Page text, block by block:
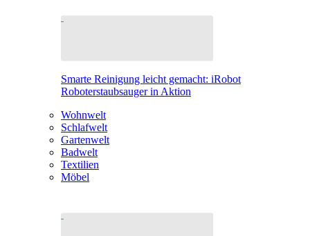
Smarte Reinigung leicht gemacht: iRobot
Roboterstaubsauger in Aktion
Wohnwelt
Schlafwelt
Gartenwelt
Badwelt
Textilien
Möbel